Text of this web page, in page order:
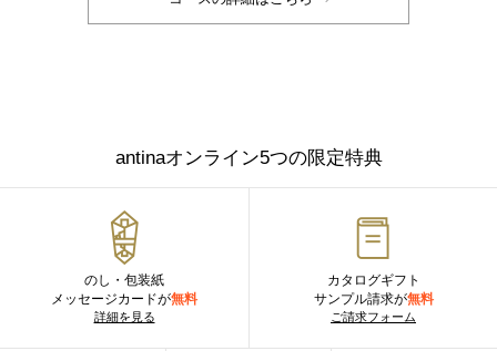
antinaオンライン5つの限定特典
のし・包装紙
メッセージカードが無料
詳細を見る
カタログギフト
サンプル請求が無料
ご請求フォーム